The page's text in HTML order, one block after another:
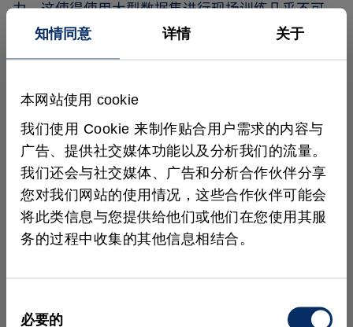
知情同意 详情 关于
本网站使用 cookie
我们使用 Cookie 来制作贴合用户需求的内容与
广告、提供社交媒体功能以及分析我们的流量。
我们还会与社交媒体、广告和分析合作伙伴分享
您对我们网站的使用情况，这些合作伙伴可能会
将此类信息与您提供给他们或他们在您使用其服
务的过程中收集的其他信息相结合。
必要的
力，这使得使用大型数据集进行现场训练几乎不可
能。
新的深度学习功能提供支持
MVTec 正在通过两项新开发的技术来应对这些挑战，
这些技术将于2024年推出：
首先，功能的 “不确定性估计” 将
帮助可靠地检测变化。这些变化可
以包括光照波动、新的缺陷类型、
生产系统磨损、检查期间的物体修
改或“黑天鹅”事件。
变化时，模型仍会基于已知标准评估图像。例如，如